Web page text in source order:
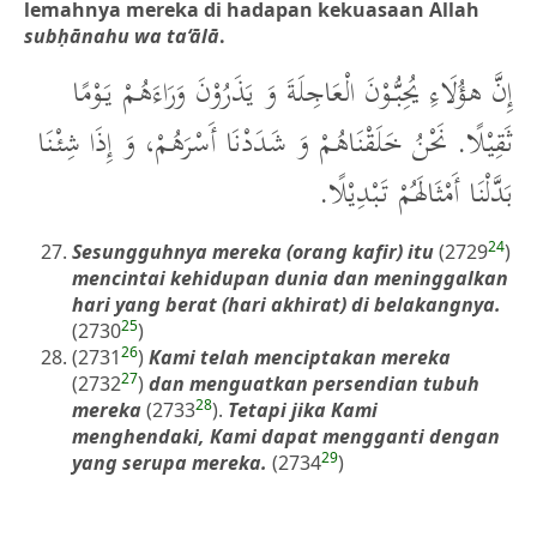
lemahnya mereka di hadapan kekuasaan Allah
subḥānahu wa ta‘ālā.
إِنَّ هؤُلَاءِ يُحِبُّوْنَ الْعَاجِلَةَ وَ يَذَرُوْنَ وَرَاءَهُمْ يَوْمًا
ثَقِيْلًا. نَحْنُ خَلَقْنَاهُمْ وَ شَدَدْنَا أَسْرَهُمْ، وَ إِذَا شِئْنَا
بَدَّلْنَا أَمْثَالَهُمْ تَبْدِيْلًا.
Sesungguhnya mereka (orang kafir) itu(272924)
mencintai kehidupan dunia dan meninggalkan
hari yang berat (hari akhirat) di belakangnya.
(273025)
(273126)Kami telah menciptakan mereka
(273227)dan menguatkan persendian tubuh
mereka (273328). Tetapi jika Kami
menghendaki, Kami dapat mengganti dengan
yang serupa mereka. (273429)